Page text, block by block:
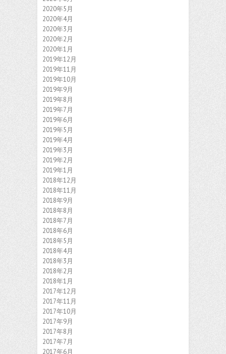
2020年5月
2020年4月
2020年3月
2020年2月
2020年1月
2019年12月
2019年11月
2019年10月
2019年9月
2019年8月
2019年7月
2019年6月
2019年5月
2019年4月
2019年3月
2019年2月
2019年1月
2018年12月
2018年11月
2018年9月
2018年8月
2018年7月
2018年6月
2018年5月
2018年4月
2018年3月
2018年2月
2018年1月
2017年12月
2017年11月
2017年10月
2017年9月
2017年8月
2017年7月
2017年6月